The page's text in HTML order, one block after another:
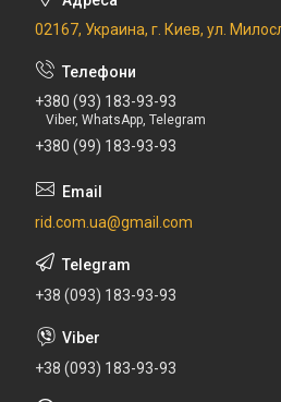
02167, Украина, г. Киев, ул.
+380 (93) 183-93-93
Viber, WhatsApp, Telegram
+380 (99) 183-93-93
rid.com.ua@gmail.com
+38 (093) 183-93-93
+38 (093) 183-93-93